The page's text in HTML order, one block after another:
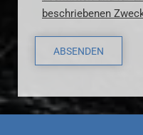
beschriebenen